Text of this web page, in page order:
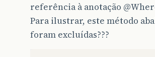
referência à anotação
Para ilustrar, este método
foram excluídas???